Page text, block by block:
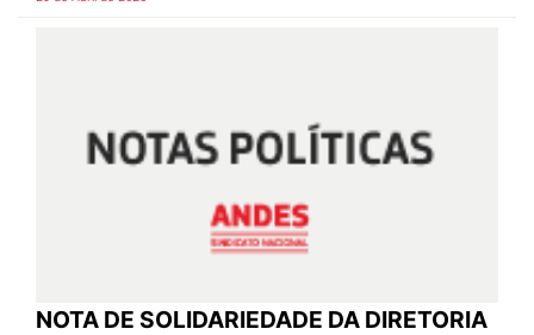
NOTA DE SOLIDARIEDADE DA DIRETORIA